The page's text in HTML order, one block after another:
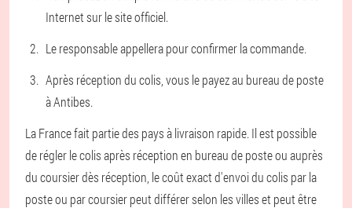
Internet sur le site officiel.
Le responsable appellera pour confirmer la commande.
Après réception du colis, vous le payez au bureau de poste
à Antibes.
La France fait partie des pays à livraison rapide. Il est possible
de régler le colis après réception en bureau de poste ou auprès
du coursier dès réception, le coût exact d'envoi du colis par la
poste ou par coursier peut différer selon les villes et peut être